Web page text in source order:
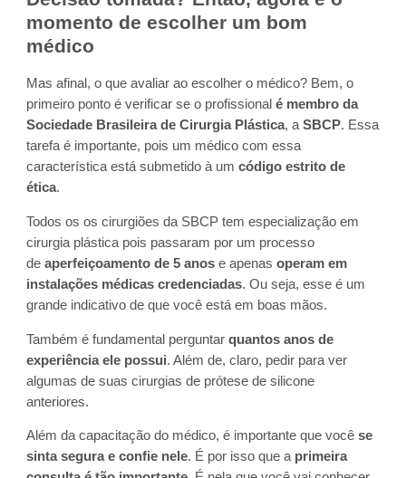
momento de escolher um bom
médico
Mas afinal, o que avaliar ao escolher o médico? Bem, o
primeiro ponto é verificar se o profissional é membro da
Sociedade Brasileira de Cirurgia Plástica, aSBCP. Essa
tarefa é importante, pois um médico com essa
característica está submetido à umcódigo estrito de
ética.
Todos os os cirurgiões da SBCP tem especialização em
cirurgia plástica pois passaram por um processo
deaperfeiçoamento de 5 anos e apenasoperam em
instalações médicas credenciadas. Ou seja, esse é um
grande indicativo de que você está em boas mãos.
Também é fundamental perguntarquantos anos de
experiência ele possui. Além de, claro, pedir para ver
algumas de suas cirurgias de prótese de silicone
anteriores.
Além da capacitação do médico, é importante que vocêse
sinta segura e confie nele. É por isso que a primeira